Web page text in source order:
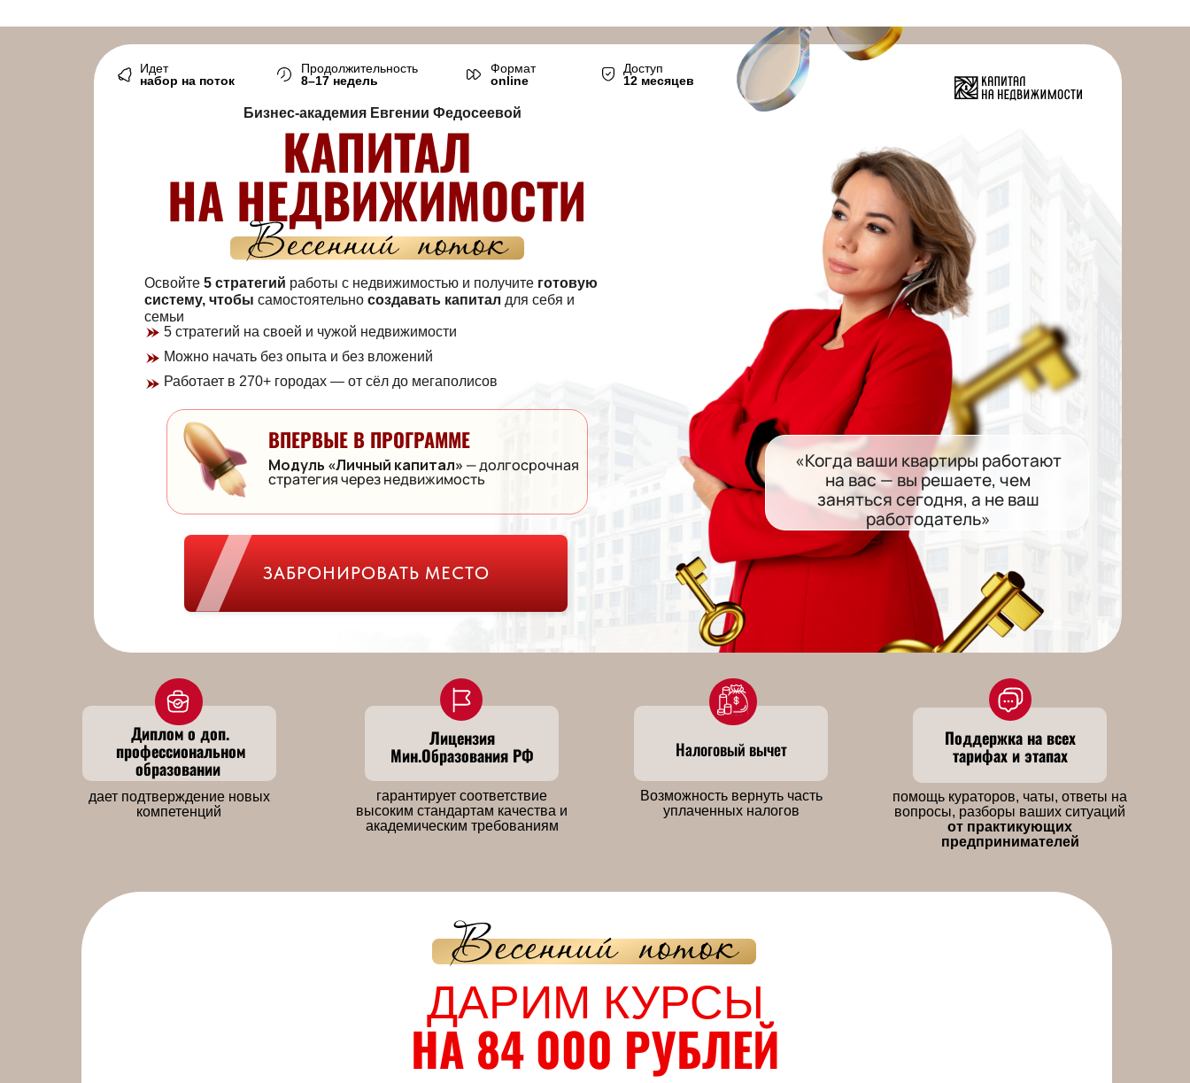
КАПИТАЛ
НА НЕДВИЖИМОСТИ
Продолжительность
8–17 недель
Формат
online
Идет
набор на поток
ЗАБРОНИРОВАТЬ МЕСТО
Доступ
12 месяцев
5 стратегий на своей и чужой недвижимости
Можно начать без опыта и без вложений
Работает в 270+ городах — от сёл до мегаполисов
Бизнес-академия Евгении Федосеевой
Освойте 5 стратегий работы с недвижимостью и получите готовую
систему, чтобы самостоятельно создавать капитал для себя и
семьи
«Когда ваши квартиры работают
на вас — вы решаете, чем
заняться сегодня, а не ваш
работодатель»
Модуль «Личный капитал» — долгосрочная
стратегия через недвижимость
ВПЕРВЫЕ В ПРОГРАММЕ
Лицензия
Мин.Образования РФ
гарантирует соответствие
высоким стандартам качества и
академическим требованиям
Поддержка на всех
тарифах и этапах
помощь кураторов, чаты, ответы на
вопросы, разборы ваших ситуаций
от практикующих
предпринимателей
Диплом о доп.
профессиональном
образовании
дает подтверждение новых
компетенций
Налоговый вычет
Возможность вернуть часть
уплаченных налогов
ДАРИМ КУРСЫ
НА 84 000 РУБЛЕЙ